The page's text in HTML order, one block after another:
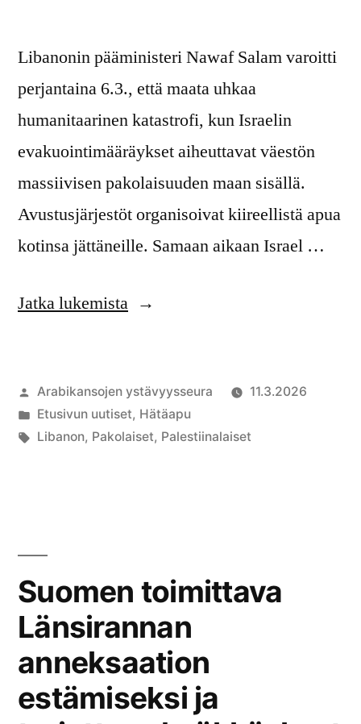
Libanonin pääministeri Nawaf Salam varoitti
perjantaina 6.3., että maata uhkaa
humanitaarinen katastrofi, kun Israelin
evakuointimääräykset aiheuttavat väestön
massiivisen pakolaisuuden maan sisällä.
Avustusjärjestöt organisoivat kiireellistä apua
kotinsa jättäneille. Samaan aikaan Israel …
Jatka lukemista”Kiireellistä
hyökkäyksen
pakolaisiksi
Artikkelin
julkaisija
on
Arabikansojen ystävyysseura
11.3.2026
Julkaistu
kategoriassa
Etusivun uutiset, Hätäapu
Avainsanat:
Libanon, Pakolaiset, Palestiinalaiset
Suomen toimittava
Länsirannan
anneksaation
estämiseksi ja